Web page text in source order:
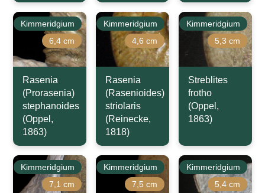
Kimmeridgium
6,4 cm
Rasenia
(Prorasenia)
stephanoides
(Oppel,
1863)
Kimmeridgium
4,6 cm
Rasenia
(Rasenioides)
striolaris
(Reinecke,
1818)
Kimmeridgium
5,3 cm
Streblites
frotho
(Oppel,
1863)
Kimmeridgium
7,1 cm
Kimmeridgium
7,5 cm
Kimmeridgium
5,4 cm